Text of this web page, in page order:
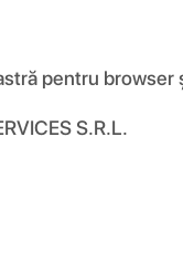
pentru
S.R.L.